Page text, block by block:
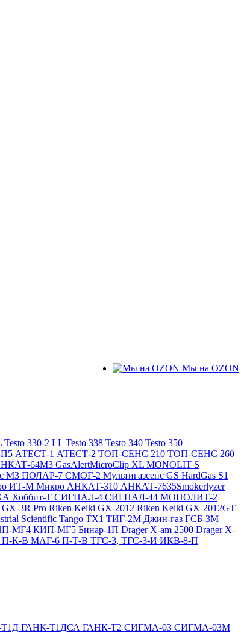
Мы на OZON
Testo 330-2 LL Testo 338 Testo 340 Testo 350
АТЕСТ-1 АТЕСТ-2 ТОП-СЕНС 210 ТОП-СЕНС 260
64М3 GasAlertMicroClip XL MONOLIT S
М3 ПОЛАР-7 СМОГ-2 Мультигазсенс GS HardGas S1
ИТ-М Микро АНКАТ-310 АНКАТ-7635Smokerlyzer
Хоббит-Т СИГНАЛ-4 СИГНАЛ-44 МОНОЛИТ-2
3R Pro Riken Keiki GX-2012 Riken Keiki GX-2012GT
Scientific Tango TX1 ТИГ-2М Джин-газ ГСБ-3М
МГ4 КИП-МГ5 Бинар-1П Drager X-am 2500 Drager X-
К-В МАГ-6 П-Т-В ТГС-3, ТГС-3-И ИКВ-8-П
ГАНК-Т1ДСА ГАНК-Т2 СИГМА-03 СИГМА-03М